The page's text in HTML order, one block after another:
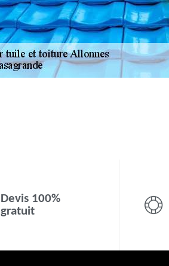
Devis 100%
gratuit